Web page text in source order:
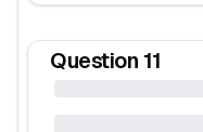
Question 11